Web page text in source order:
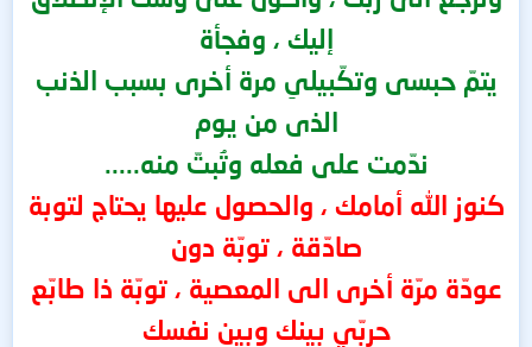
إليك ، وفجأة
يتمّ حبسى وتكّبيلىِ مرة أخرى بسبب الذنب
الذى من يوم
ندّمت على فعله وتُبتّ منه.....
كنوز الله أمامك ، والحصول عليها يحتاج لتوبة
صادّقة ، توبّة دون
عودّة مرّة أخرى الى المعصية ، توبّة ذا طابّع
حربّي بينك وبين نفسك